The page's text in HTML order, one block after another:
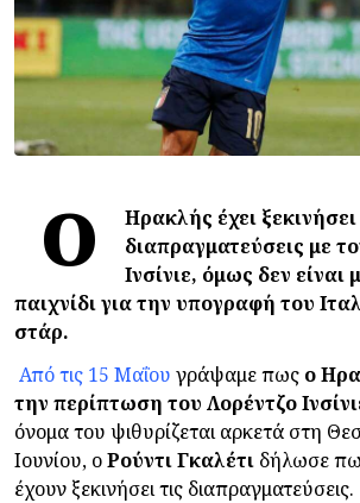
Ο
Ηρακλής έχει ξεκινήσει
διαπραγματεύσεις με
Ινσίνιε, όμως δεν είναι
παιχνίδι για την υπογραφή του
στάρ.
Από τις 15 Μαΐου γράψαμε πως ο
την περίπτωση του Λορέντζο
όνομα του ψιθυρίζεται αρκετά στη
Ιουνίου, οΡούντιΓκαλέτι δήλωσε
έχουν ξεκινήσει τις διαπραγματεύσεις.